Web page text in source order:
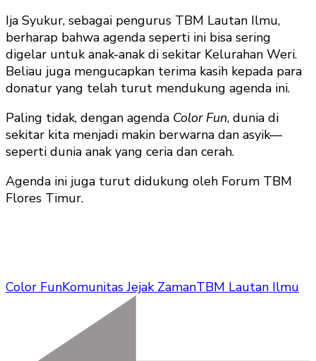
Ija Syukur, sebagai pengurus TBM Lautan Ilmu,
berharap bahwa agenda seperti ini bisa sering
digelar untuk anak-anak di sekitar Kelurahan Weri.
Beliau juga mengucapkan terima kasih kepada para
donatur yang telah turut mendukung agenda ini.
Paling tidak, dengan agenda Color Fun, dunia di
sekitar kita menjadi makin berwarna dan asyik—
seperti dunia anak yang ceria dan cerah.
Agenda ini juga turut didukung oleh Forum TBM
Flores Timur.
Color FunKomunitas Jejak ZamanTBM Lautan Ilmu